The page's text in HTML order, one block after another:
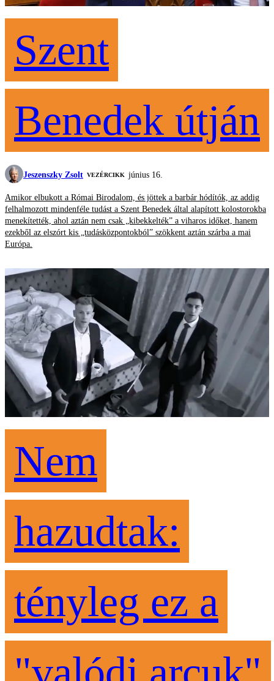
Szent
Benedek útján
Jeszenszky Zsolt VEZÉRCIKK június 16.
Amikor elbukott a Római Birodalom, és jöttek a barbár hódítók, az addig
felhalmozott mindenféle tudást a Szent Benedek által alapított kolostorokba
menekítették, ahol aztán nem csak „kibekkelték” a viharos időket, hanem
ezekből az elszórt kis „tudásközpontokból” szökkent aztán szárba a mai
Európa.
Nem
hazudtak:
tényleg ez a